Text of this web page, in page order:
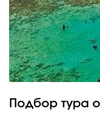
Подбор тура